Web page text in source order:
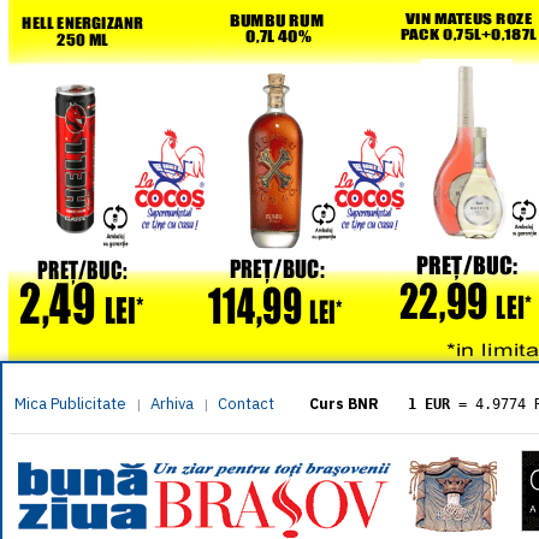
Mica Publicitate | Arhiva | Contact Curs BNR 1 EUR = 4.9774
= 5.8304
1 XAU= 464.4611
1 AED= 1.1933
1 AUD= 2.7957
1 BGN= 2.5449